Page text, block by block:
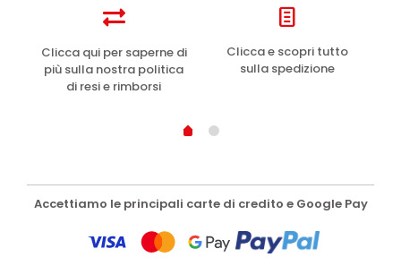
Clicca qui per saperne di
più sulla nostra politica
di resi e rimborsi
Clicca e scopri tutto
sulla spedizione
Accettiamo le principali carte di credito e Google Pay